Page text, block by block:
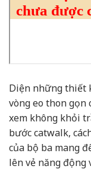
Diện những thiết
vòng eo thon
xem không khỏi
bước catwalk,
của bộ ba mang
lên vẻ năng động